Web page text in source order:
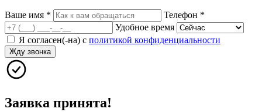
Ваше имя * Телефон *
Удобное время
Я согласен(-на) с политикой конфиденциальности
Жду звонка
Заявка принята!